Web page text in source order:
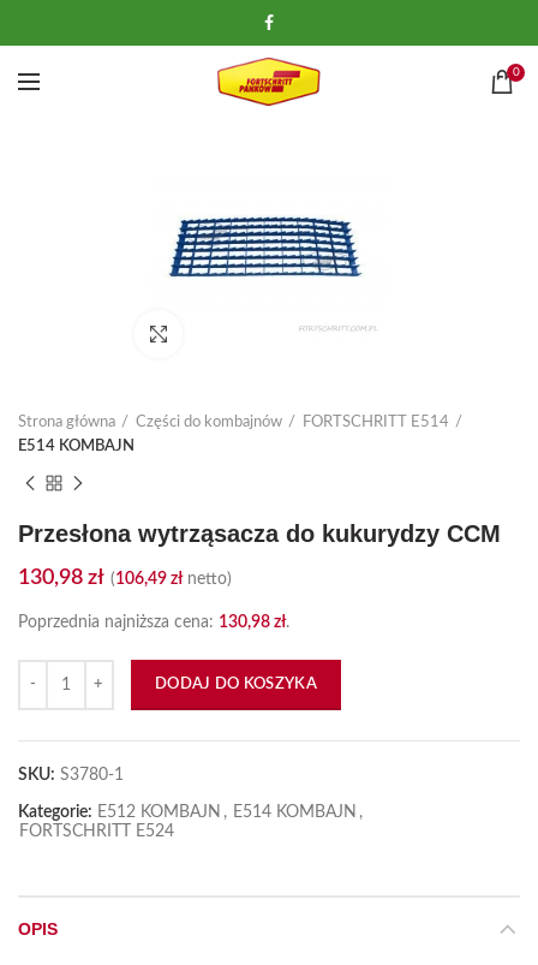
0
Kliknij, aby powiększyć
Strona główna Części do kombajnów
FORTSCHRITT E514
E514 KOMBAJN
Przesłona wytrząsacza do kukurydzy CCM
130,98 zł (106,49 złnetto)
Poprzednia najniższa cena: 130,98 zł.
DODAJ DO KOSZYKA
SKU: S3780-1
Kategorie: E512 KOMBAJN , E514 KOMBAJN ,
FORTSCHRITT E524
OPIS